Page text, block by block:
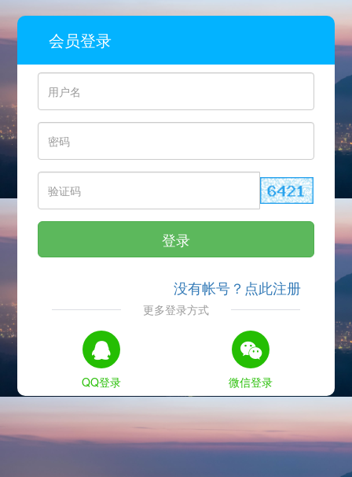
会员登录
登录
没有帐号？点此注册
更多登录方式
QQ登录 微信登录